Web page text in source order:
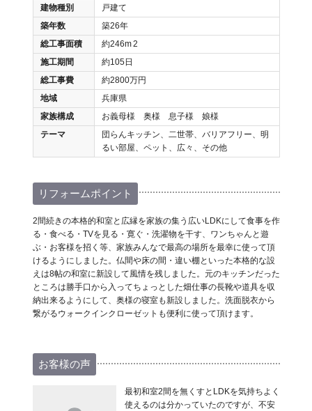
建物種別
戸建て
築年数
築26年
総工事面積
約246m2
施工期間
約105日
総工事費
約2800万円
地域
兵庫県
家族構成
お義母様 奥様 息子様 娘様
テーマ
団らんキッチン、二世帯、バリアフリー、明
るい部屋、ペット、広々、その他
リフォームポイント
2間続きの本格的和室と広縁を家族の集う広いLDKにして食事を作
る・食べる・TVを見る・寛ぐ・洗濯物を干す、ワンちゃんと遊
ぶ・お客様を招く等、家族みんなで最高の場所を最幸に使って頂
けるようにしました。仏間や床の間・違い棚といった本格的な設
えは8帖の和室に新設して風情を残しました。元のキッチンだった
ところは勝手口から入ってちょっとした畑仕事の長靴や道具を収
納出来るようにして、奥様の寝室も新設しました。洗面脱衣から
繋がるウォークインクローゼットも便利に使って頂けます。
お客様の声
最初和室2間を無くすとLDKを気持ちよく
使えるのは分かっていたのですが、不安